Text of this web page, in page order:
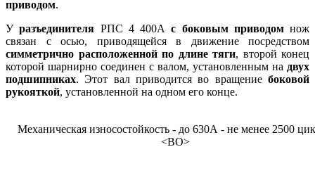
приводом.
Уразъединителя РПС 4 400А с боковым приводомнож
связан с осью, приводящейся в движение посредством
симметрично расположенной по длине тяги, второй конец
которой шарнирно соединен с валом, установленным на двух
подшипниках. Этот вал приводится во вращение боковой
рукояткой, установленной на одном его конце.
Механическая износостойкость - до 630А - не менее 2500
<ВО>